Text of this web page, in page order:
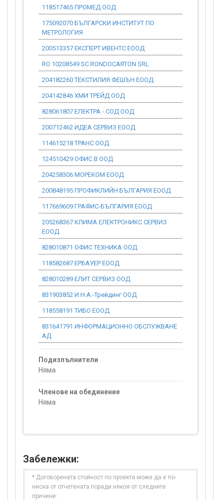
118517465 ПРОМЕД ООД
175092070 БЪЛГАРСКИ ИНСТИТУТ ПО
МЕТРОЛОГИЯ
200513357 ЕКСПЕРТ ИВЕНТС ЕООД
RO 10208549 SC RONDOCARTON SRL
204182260 ТЕКСТИЛИЯ ФЕШЪН ЕООД
204142846 ХМИ ТРЕЙД ООД
828061807 ЕЛЕКТРА - СОД ООД
200712462 ИДЕА СЕРВИЗ ЕООД
114615218 ТРАНС ООД
124510429 ОФИС В ООД
204258306 МОРЕКОМ ЕООД
200848195 ПРОФИКЛИЙН БЪЛГАРИЯ ЕООД
117669609 ГРАФИС-БЪЛГАРИЯ ЕООД
205268367 КЛИМА ЕЛЕКТРОНИКС СЕРВИЗ
ЕООД
828010871 ОФИС ТЕХНИКА ООД
118582687 ЕРБАУЕР ЕООД
828010289 ЕЛИТ СЕРВИЗ ООД
831903852 И.Н.А.-Трейдинг ООД
118558191 ТИБО ЕООД
831641791 ИНФОРМАЦИОННО ОБСЛУЖВАНЕ
АД
Подизпълнители
Няма
Членове на обединение
Няма
Забележки:
* Договорената стойност по проекта може да е по-
ниска от отчетената поради някоя от следните
причини: